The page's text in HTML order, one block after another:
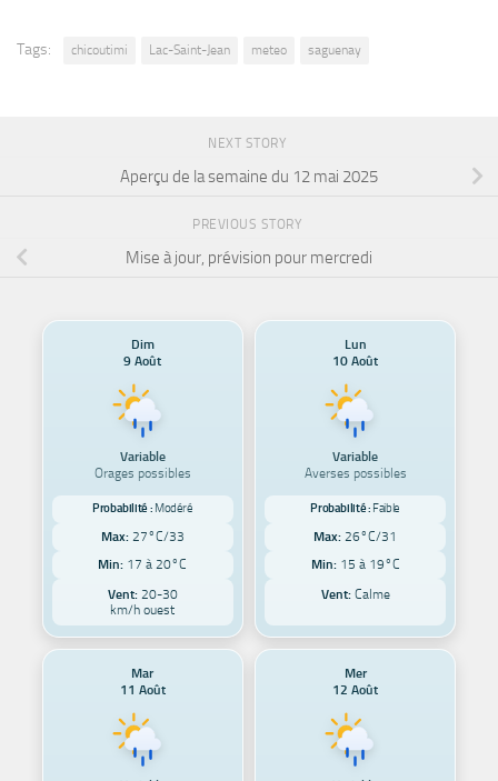
Tags: chicoutimi Lac-Saint-Jean meteo saguenay
NEXT STORY
Aperçu de la semaine du 12 mai 2025
PREVIOUS STORY
Mise à jour, prévision pour mercredi
Dim
9 Août
Variable
Orages possibles
Probabilité : Modéré
Max: 27°C/33
Min: 17 à 20°C
Vent:20-30
km/h ouest
Lun
10 Août
Variable
Averses possibles
Probabilité : Faible
Max: 26°C/31
Min: 15 à 19°C
Vent:Calme
Mar
11 Août
Mer
12 Août